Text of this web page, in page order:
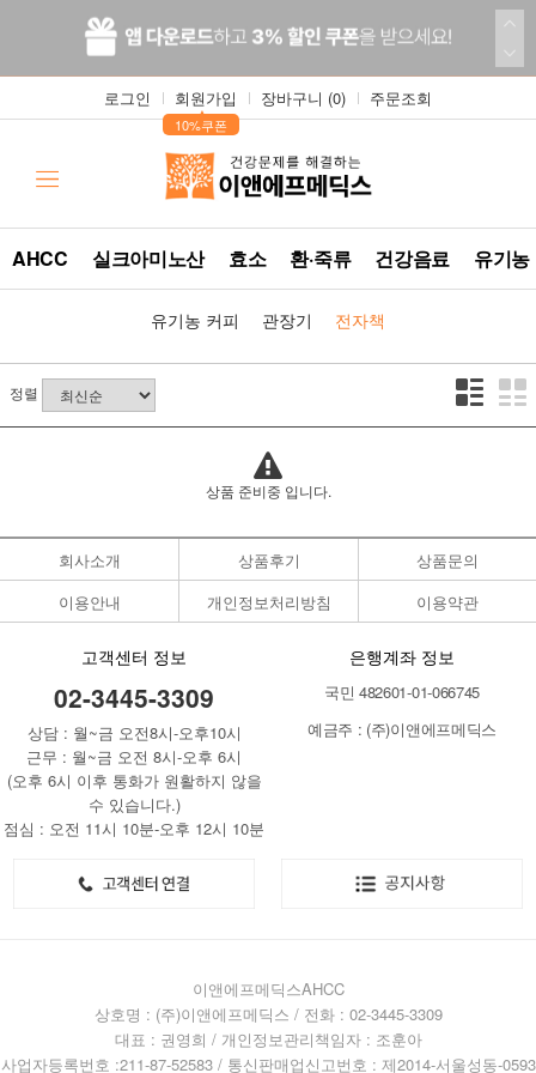
로그인 회원가입
▲
10%쿠폰
장바구니 (0) 주문조회
AHCC 실크아미노산 효소 환·죽류 건강음료 유기
유기농 커피 관장기 전자책
정렬
상품 준비중 입니다.
회사소개 상품후기
상품문의
이용안내
개인정보처리방침 이용약관
고객센터 정보
02-3445-3309
상담 : 월~금 오전8시-오후10시
근무 : 월~금 오전 8시-오후 6시
(오후 6시 이후 통화가 원활하지 않을
수 있습니다.)
점심 : 오전 11시 10분-오후 12시 10분
은행계좌 정보
국민 482601-01-066745
예금주 : (주)이앤에프메딕스
이앤에프메딕스AHCC
상호명 : (주)이앤에프메딕스 / 전화 : 02-3445-3309
대표 : 권영희 / 개인정보관리책임자 : 조훈아
사업자등록번호 :211-87-52583 / 통신판매업신고번호 : 제2014-서울성동-0593